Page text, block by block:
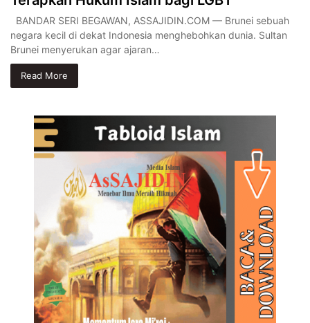
BANDAR SERI BEGAWAN, ASSAJIDIN.COM — Brunei sebuah
negara kecil di dekat Indonesia menghebohkan dunia. Sultan
Brunei menyerukan agar ajaran…
Read More